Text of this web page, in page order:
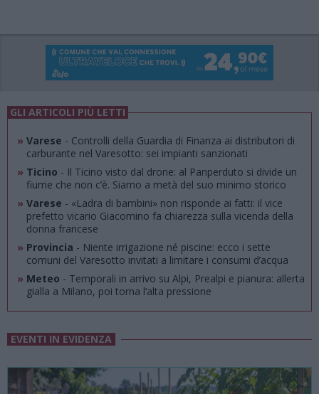
GLI ARTICOLI PIÙ LETTI
» Varese - Controlli della Guardia di Finanza ai distributori di
carburante nel Varesotto: sei impianti sanzionati
» Ticino - Il Ticino visto dal drone: al Panperduto si divide un
fiume che non c’è. Siamo a metà del suo minimo storico
» Varese - «Ladra di bambini» non risponde ai fatti: il vice
prefetto vicario Giacomino fa chiarezza sulla vicenda della
donna francese
» Provincia - Niente irrigazione né piscine: ecco i sette
comuni del Varesotto invitati a limitare i consumi d’acqua
» Meteo - Temporali in arrivo su Alpi, Prealpi e pianura: allerta
gialla a Milano, poi torna l’alta pressione
EVENTI IN EVIDENZA